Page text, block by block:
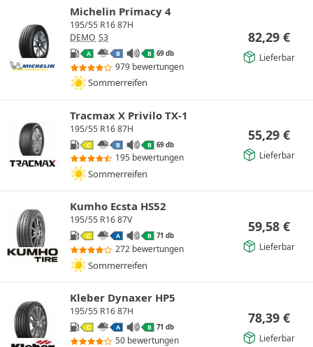
Michelin Primacy 4
195/55 R16 87H
DEMO S3
A B B 69 db
979 bewertungen
Sommerreifen
82,29 €
Lieferbar
Tracmax X Privilo TX-1
195/55 R16 87H
C B B 69 db
195 bewertungen
Sommerreifen
55,29 €
Lieferbar
Kumho Ecsta HS52
195/55 R16 87V
C A B 71 db
272 bewertungen
Sommerreifen
59,58 €
Lieferbar
Kleber Dynaxer HP5
195/55 R16 87H
C A B 71 db
50 bewertungen
78,39 €
Lieferbar